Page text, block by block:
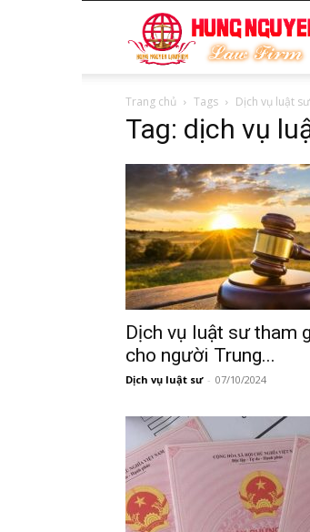
Trang chủ Tags Dịch vụ luật sư
Tag: dịch vụ
Dịch vụ luật sư tham
cho người Trung...
Dịch vụ luật sư - 07/10/2024